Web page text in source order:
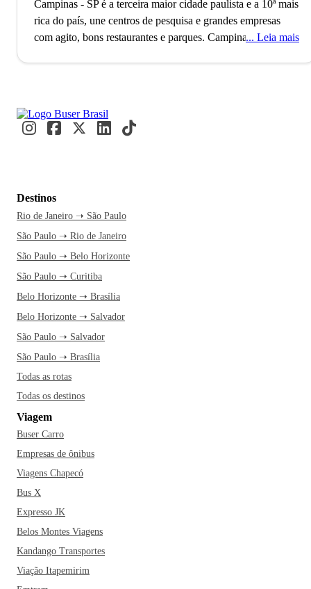
Campinas - SP é a terceira maior cidade paulista e a 10ª mais
rica do país, une centros de pesquisa e grandes empresas
com agito, bons restaurantes e parques. Campinas,
empresas de tecnologia como IBM e Dell. Estudantes e
profissionais circulam diariamente entre laboratórios e
passagem de ônibus pela Buser garante conforto e tempo
livre para planejar cada detalhe. Com atendimento 24h e a
facilidade de compra, você embarca com segurança e
tranquilidade. Ao chegar à rodoviária, a cidade já começa a
se revelar.
Alugue uma bike e pedale pela Lagoa do
Depois, pegue a Maria Fumaça e entre em um passeio
histórico que te leva de volta ao tempo das novelas. À noite,
vá até o Cambuí e escolha um barzinho para começar a noite
com os amigos. Ficou animado? Então faça as malas e
venha curtir Campinas!
Leia mais
Destinos
Rio de Janeiro ➝ São Paulo
São Paulo ➝ Rio de Janeiro
São Paulo ➝ Belo Horizonte
São Paulo ➝ Curitiba
Belo Horizonte ➝ Brasília
Belo Horizonte ➝ Salvador
São Paulo ➝ Salvador
São Paulo ➝ Brasília
Todas as rotas
Todas os destinos
Viagem
Buser Carro
Empresas de ônibus
Viagens Chapecó
Bus X
Expresso JK
Belos Montes Viagens
Kandango Transportes
Viação Itapemirim